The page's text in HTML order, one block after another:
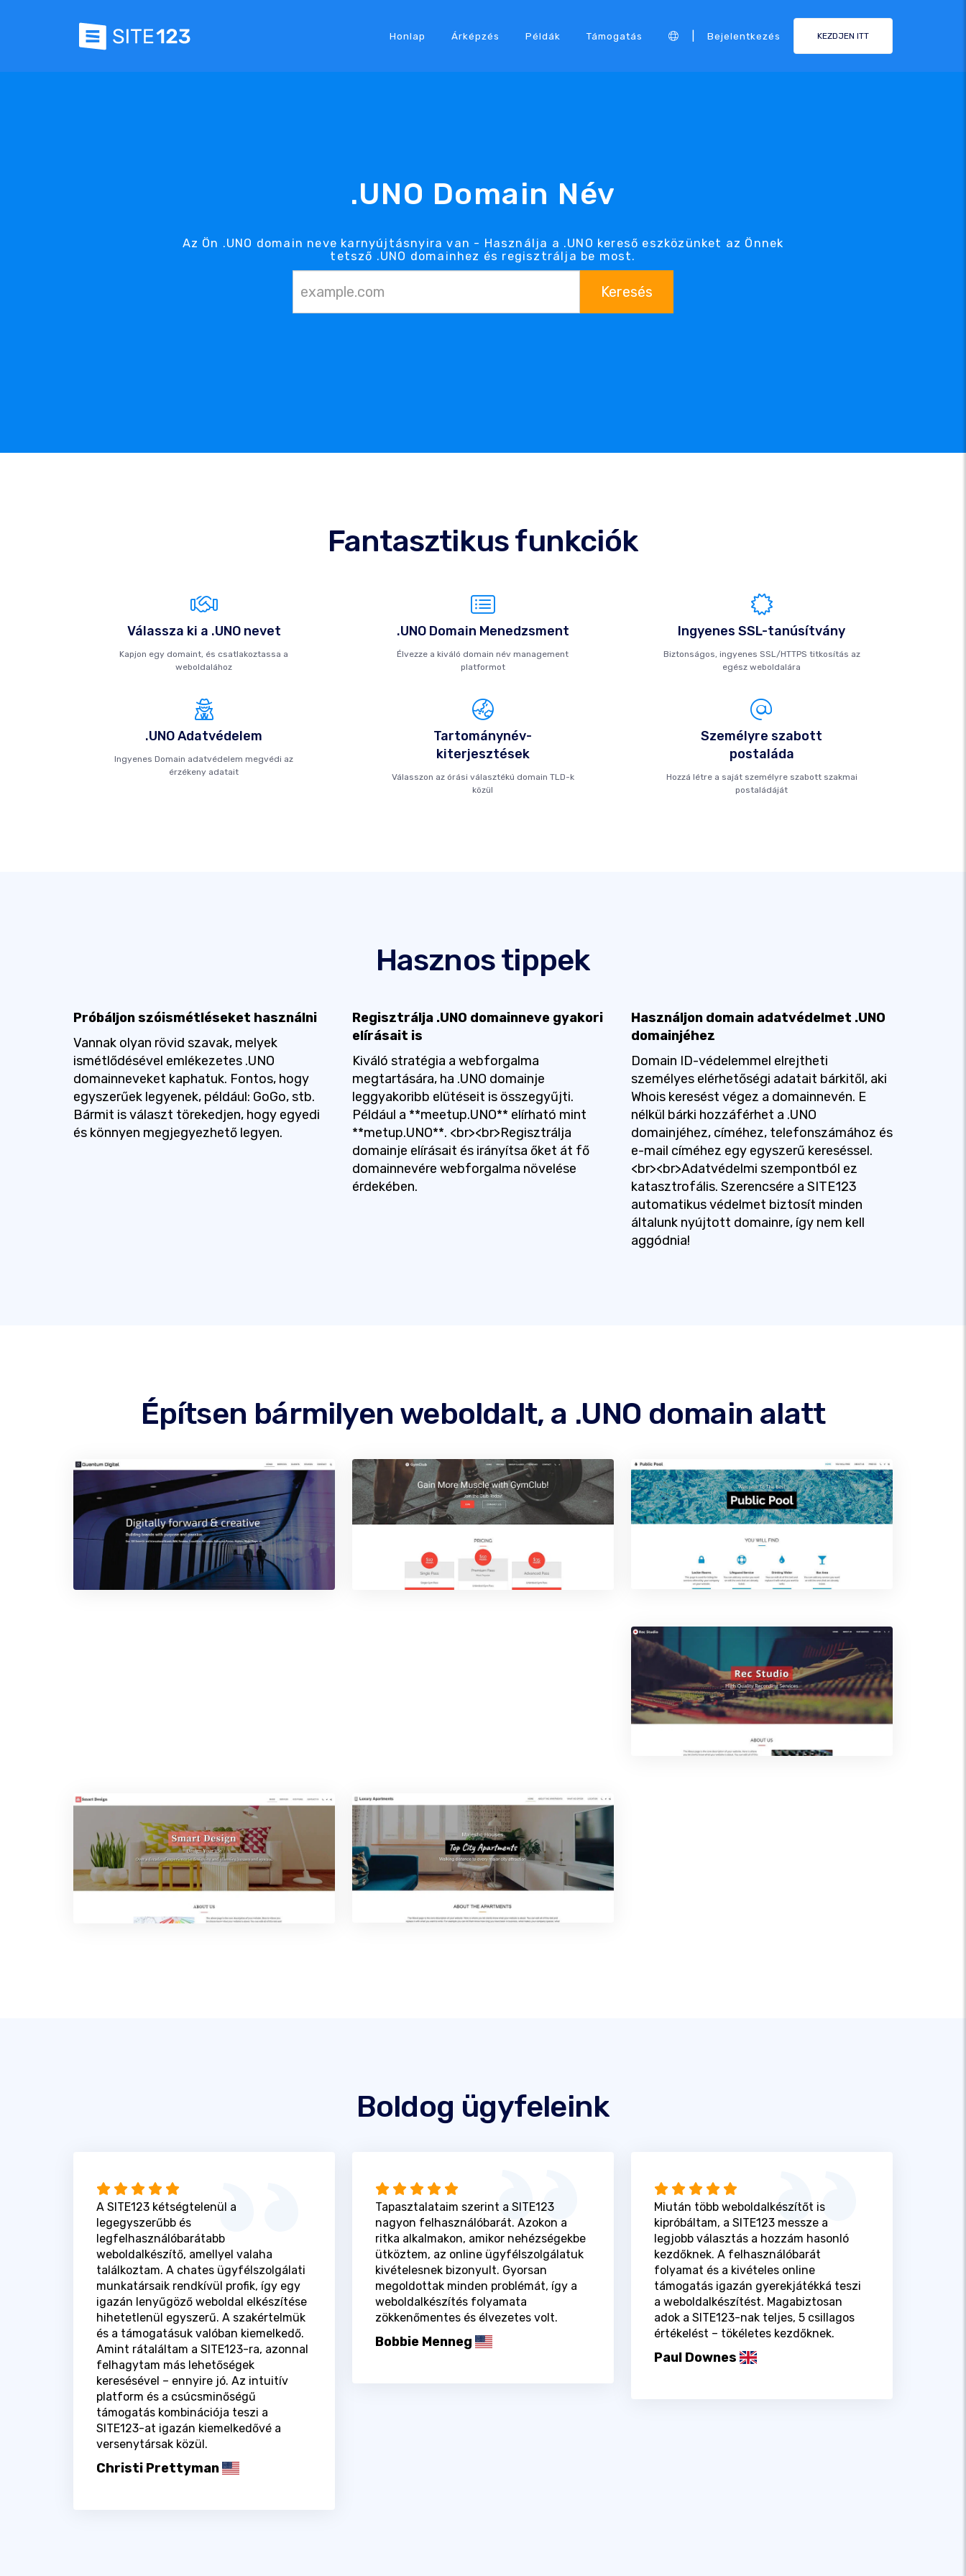
Honlap Árképzés Példák Támogatás Bejelentkezés KEZDJEN ITT
.UNO Domain Név
Az Ön .UNO domain neve karnyújtásnyira van - Használja a .UNO kereső eszközünket az Önnek
tetsző .UNO domainhez és regisztrálja be most.
Keresés
Fantasztikus funkciók
Válassza ki a .UNO nevet
Kapjon egy domaint, és csatlakoztassa a
weboldalához
.UNO Domain Menedzsment
Élvezze a kiváló domain név management
platformot
Ingyenes SSL-tanúsítvány
Biztonságos, ingyenes SSL/HTTPS titkosítás az
egész weboldalára
.UNO Adatvédelem
Ingyenes Domain adatvédelem megvédi az
érzékeny adatait
Tartománynév-
kiterjesztések
Válasszon az órási választékú domain TLD-k
közül
Személyre szabott
postaláda
Hozzá létre a saját személyre szabott szakmai
postaládáját
Hasznos tippek
Próbáljon szóismétléseket használni
Vannak olyan rövid szavak, melyek
ismétlődésével emlékezetes .UNO
domainneveket kaphatuk. Fontos, hogy
egyszerűek legyenek, például: GoGo, stb.
Bármit is választ törekedjen, hogy egyedi
és könnyen megjegyezhető legyen.
Regisztrálja .UNO domainneve gyakori
elírásait is
Kiváló stratégia a webforgalma
megtartására, ha .UNO domainje
leggyakoribb elütéseit is összegyűjti.
Például a **meetup.UNO** elírható mint
**metup.UNO**. <br><br>Regisztrálja
domainje elírásait és irányítsa őket át fő
domainnevére webforgalma növelése
érdekében.
Használjon domain adatvédelmet .UNO
domainjéhez
Domain ID-védelemmel elrejtheti
személyes elérhetőségi adatait bárkitől, aki
Whois keresést végez a domainnevén. E
nélkül bárki hozzáférhet a .UNO
domainjéhez, címéhez, telefonszámához és
e-mail címéhez egy egyszerű kereséssel.
<br><br>Adatvédelmi szempontból ez
katasztrofális. Szerencsére a SITE123
automatikus védelmet biztosít minden
általunk nyújtott domainre, így nem kell
aggódnia!
Építsen bármilyen weboldalt, a .UNO domain alatt
Boldog ügyfeleink
A SITE123 kétségtelenül a
legegyszerűbb és
legfelhasználóbarátabb
weboldalkészítő, amellyel valaha
találkoztam. A chates ügyfélszolgálati
munkatársaik rendkívül profik, így egy
igazán lenyűgöző weboldal elkészítése
hihetetlenül egyszerű. A szakértelmük
és a támogatásuk valóban kiemelkedő.
Amint rátaláltam a SITE123-ra, azonnal
felhagytam más lehetőségek
keresésével – ennyire jó. Az intuitív
platform és a csúcsminőségű
támogatás kombinációja teszi a
SITE123-at igazán kiemelkedővé a
versenytársak közül.
Christi Prettyman
Tapasztalataim szerint a SITE123
nagyon felhasználóbarát. Azokon a
ritka alkalmakon, amikor nehézségekbe
ütköztem, az online ügyfélszolgálatuk
kivételesnek bizonyult. Gyorsan
megoldottak minden problémát, így a
weboldalkészítés folyamata
zökkenőmentes és élvezetes volt.
Bobbie Menneg
Miután több weboldalkészítőt is
kipróbáltam, a SITE123 messze a
legjobb választás a hozzám hasonló
kezdőknek. A felhasználóbarát
folyamat és a kivételes online
támogatás igazán gyerekjátékká teszi
a weboldalkészítést. Magabiztosan
adok a SITE123-nak teljes, 5 csillagos
értékelést – tökéletes kezdőknek.
Paul Downes